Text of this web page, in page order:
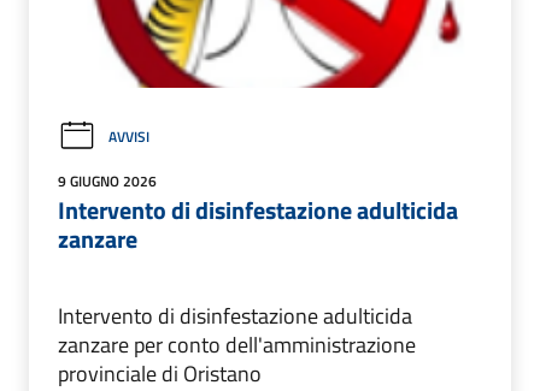
AVVISI
9 GIUGNO 2026
Intervento di disinfestazione adulticida
zanzare
Intervento di disinfestazione adulticida
zanzare per conto dell'amministrazione
provinciale di Oristano